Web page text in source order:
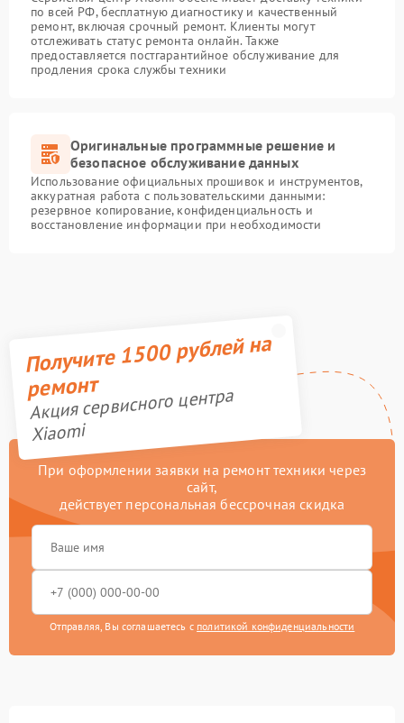
по всей РФ, бесплатную диагностику и качественный
ремонт, включая срочный ремонт. Клиенты могут
отслеживать статус ремонта онлайн. Также
предоставляется постгарантийное обслуживание для
продления срока службы техники
Оригинальные программные решение и
безопасное обслуживание данных
Использование официальных прошивок и инструментов,
аккуратная работа с пользовательскими данными:
резервное копирование, конфиденциальность и
восстановление информации при необходимости
Получите 1500 рублей на
ремонт
Акция сервисного центра
Xiaomi
При оформлении заявки на ремонт техники через
сайт,
действует персональная бессрочная скидка
Отправляя, Вы соглашаетесь с политикой конфиденциальности